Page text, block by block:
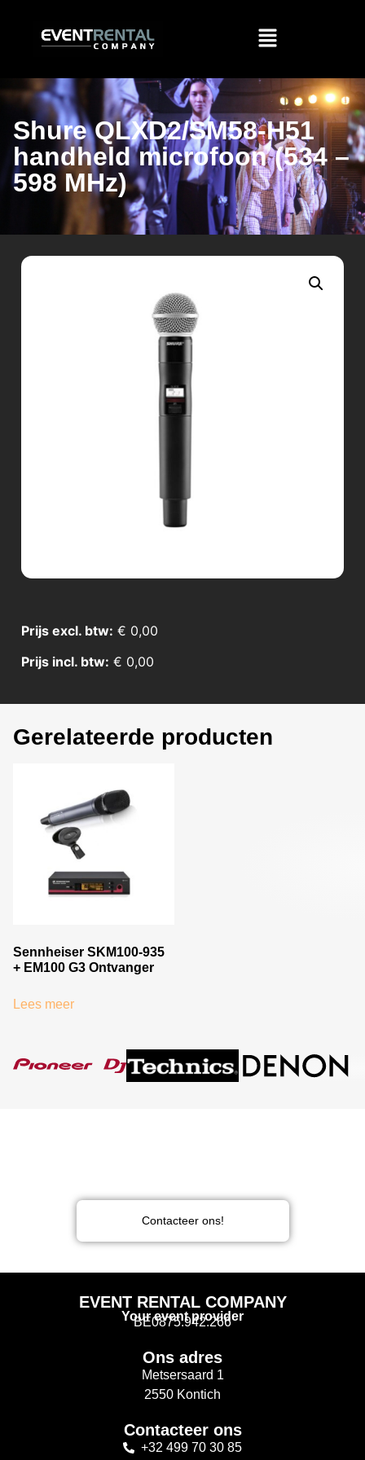
Shure QLXD2/SM58-H51
handheld microfoon (534 –
598 MHz)
Prijs excl. btw: € 0,00
Prijs incl. btw: € 0,00
Gerelateerde producten
Sennheiser SKM100-935
+ EM100 G3 Ontvanger
Lees meer
Contacteer ons!
EVENT RENTAL COMPANY
Your event provider
BE0875.942.266
Ons adres
Metsersaard 1
2550 Kontich
Contacteer ons
+32 499 70 30 85